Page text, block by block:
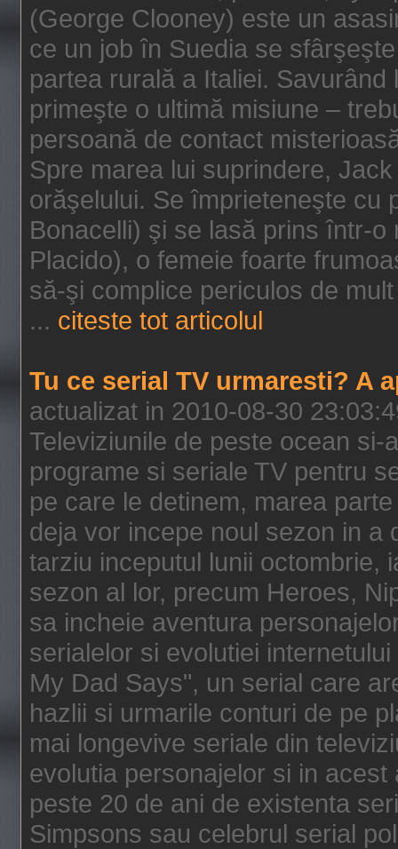
(George Clooney) este un
ce un job în Suedia se
partea rurală a Italiei.
primeşte o ultimă misiune –
persoană de contact
Spre marea lui suprindere,
orăşelului. Se împrieteneşte cu
Bonacelli) şi se lasă prins într-
Placido), o femeie foarte
să-şi complice periculos de
... citeste tot articolul
Tu ce serial TV urmaresti? A
actualizat in 2010-08-30
Televiziunile de peste ocean si-
programe si seriale TV pentru
pe care le detinem, marea
deja vor incepe noul sezon in a
tarziu inceputul lunii octombrie,
sezon al lor, precum Heroes,
sa incheie aventura
serialelor si evolutiei
My Dad Says", un serial care
hazlii si urmarile conturi de pe
mai longevive seriale din
evolutia personajelor si in
peste 20 de ani de existenta
Simpsons sau celebrul serial